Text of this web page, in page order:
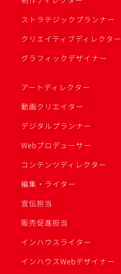
ストラテジックプランナー
クリエイティブディレクター
グラフィックデザイナー
アートディレクター
動画クリエイター
デジタルプランナー
Webプロデューサー
コンテンツディレクター
編集・ライター
宣伝担当
販売促進担当
インハウスライター
インハウスWebデザイナー